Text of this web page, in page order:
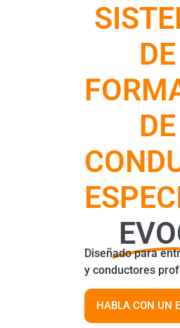
DE
DE
Diseñado para
y conductores
HABLA CON UN